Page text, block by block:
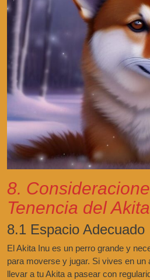
8.
Tenencia del
8.1 Espacio Adecuado
El Akita Inu es un perro grande y
para moverse y jugar. Si vives en un
llevar a tu Akita a pasear con